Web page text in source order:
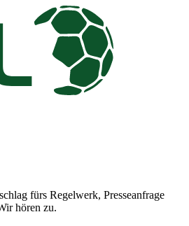
fürs Regelwerk, Presseanfrage
hören zu.